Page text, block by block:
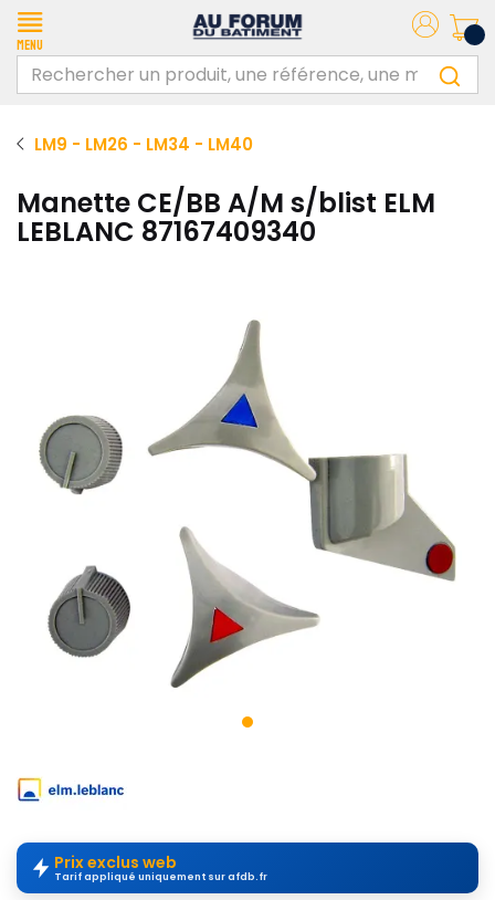
Menu
LM9 - LM26 - LM34 - LM40
Manette CE/BB A/M s/blist ELM
LEBLANC 87167409340
Prix exclus web
Tarif appliqué uniquement sur afdb.fr